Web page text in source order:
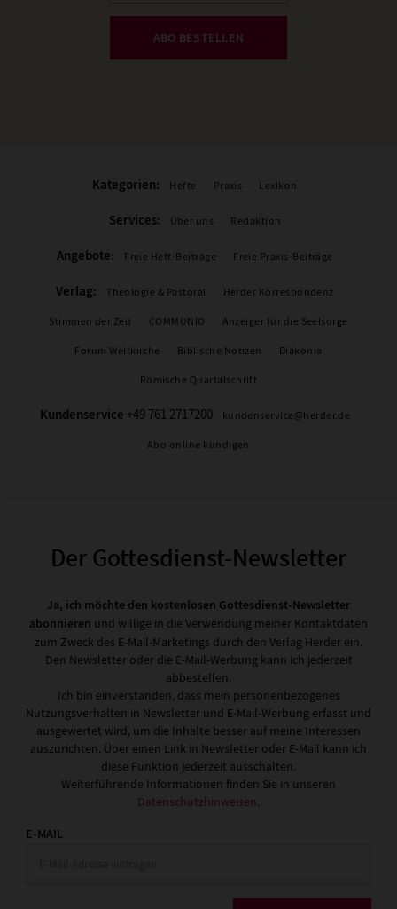
ABO BESTELLEN
Kategorien: Hefte Praxis Lexikon
Services: Über uns Redaktion
Angebote: Freie Heft-Beiträge Freie Praxis-Beiträge
Verlag: Theologie & Pastoral Herder Korrespondenz
Stimmen der Zeit COMMUNIO Anzeiger für die Seelsorge
Forum Weltkirche Biblische Notizen Diakonia
Römische Quartalschrift
Kundenservice +49 761 2717200 kundenservice@herder.de
Abo online kündigen
Der Gottesdienst-Newsletter
Ja, ich möchte den kostenlosen Gottesdienst-Newsletter
abonnieren und willige in die Verwendung meiner Kontaktdaten
zum Zweck des E-Mail-Marketings durch den Verlag Herder ein.
Den Newsletter oder die E-Mail-Werbung kann ich jederzeit
abbestellen.
Ich bin einverstanden, dass mein personenbezogenes
Nutzungsverhalten in Newsletter und E-Mail-Werbung erfasst und
ausgewertet wird, um die Inhalte besser auf meine Interessen
auszurichten. Über einen Link in Newsletter oder E-Mail kann ich
diese Funktion jederzeit ausschalten.
Weiterführende Informationen finden Sie in unseren
Datenschutzhinweisen.
E-MAIL